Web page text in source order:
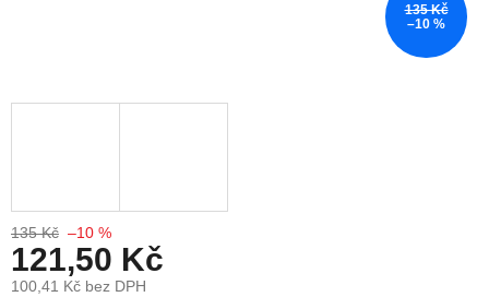
135 Kč
–10 %
135 Kč –10 %
121,50 Kč
100,41 Kč bez DPH